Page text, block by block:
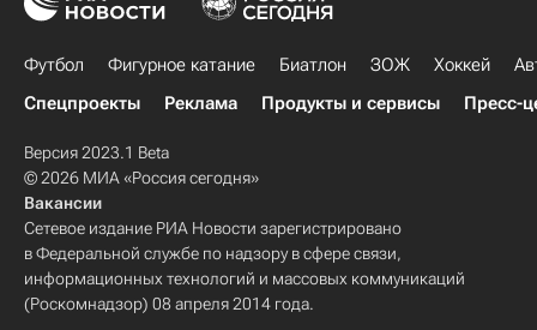
Футбол Фигурное катание Биатлон ЗОЖ Хоккей
Спецпроекты
Реклама Продукты и сервисы Пресс-
Версия 2023.1 Beta
© 2026 МИА «Россия сегодня»
Вакансии
Сетевое издание РИА Новости зарегистрировано
в Федеральной службе по надзору в сфере связи,
информационных технологий и массовых коммуникаций
(Роскомнадзор) 08 апреля 2014 года.